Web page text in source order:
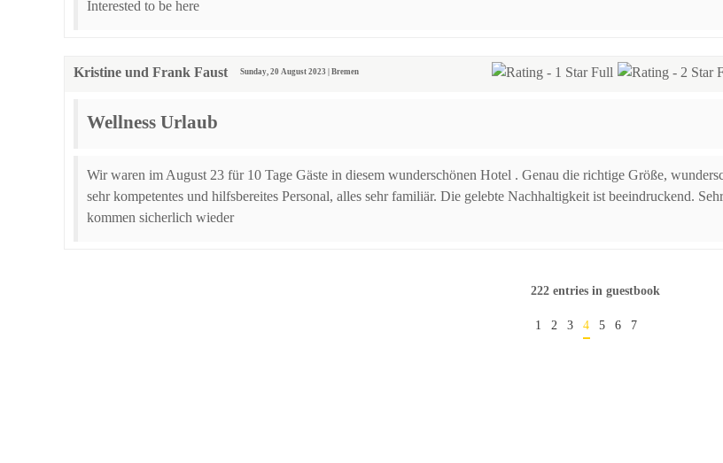
Interested to be here
Kristine und Frank Faust Sunday, 20 August 2023 | Bremen
Wellness Urlaub
Wir waren im August 23 für 10 Tage Gäste in diesem wunderschönen Hotel . Genau die richtige Größe,
sehr kompetentes und hilfsbereites Personal, alles sehr familiär. Die gelebte Nachhaltigkeit ist beeindruckend.
kommen sicherlich wieder
222 entries in guestbook
1 2 3 4 5 6 7